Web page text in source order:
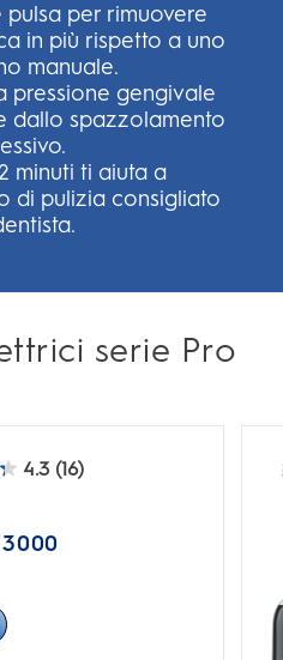
per rimuovere
in più rispetto a uno
manuale.
gengivale
dallo spazzolamento
minuti ti aiuta a
di pulizia consigliato
serie Pro
4.3 (16)